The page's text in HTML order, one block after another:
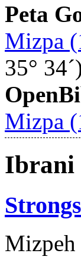
Peta
Mizpa
35°
Mizpa
Ibrani